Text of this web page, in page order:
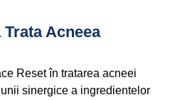
Acneea
Reset în tratarea acneei
sinergice a ingredientelor